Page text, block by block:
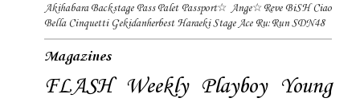
Akihabara Backstage Pass Palet Passport☆ Ange☆Reve BiSH Ciao
Bella Cinquetti Gekidanherbest Haraeki Stage Ace Ru:Run SDN48
Magazines
FLASH Weekly Playboy Young